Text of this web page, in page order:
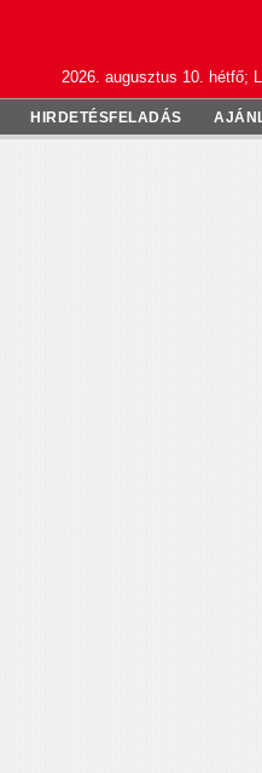
2026. augusztus 10. hétfő;
HIRDETÉSFELADÁS